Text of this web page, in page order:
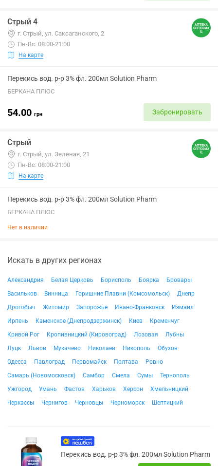
Стрый 4
г. Стрый, ул. Саксаганского, 2
Пн-Вс: 08:00-21:00
На карте
Перекись вод. р-р 3% фл. 200мл Solution Pharm
БЕРКАНА ПЛЮС
54.00 грн Забронировать
Стрый
г. Стрый, ул. Зеленая, 21
Пн-Вс: 08:00-21:00
На карте
Перекись вод. р-р 3% фл. 200мл Solution Pharm
БЕРКАНА ПЛЮС
Нет в наличии
Искать в других регионах
Александрия Белая Церковь Борисполь Боярка
Бровары
Васильков
Винница Горишние Плавни (Комсомольск)
Днепр
Дрогобыч
Житомир Запорожье Ивано-Франковск
Измаил
Ирпень
Каменское (Днепродзержинск) Киев
Кременчуг
Кривой Рог
Кропивницкий (Кировоград) Лозовая
Лубны
Луцк
Львов Мукачево Николаев Никополь
Обухов
Одесса
Павлоград Первомайск Полтава
Ровно
Самарь (Новомосковск)
Самбор Смела Сумы
Тернополь
Ужгород
Умань Фастов Харьков Херсон
Хмельницкий
Черкассы
Чернигов Черновцы Черноморск Шептицкий
Перекись вод. р-р 3% фл. 200мл Solution Pharm